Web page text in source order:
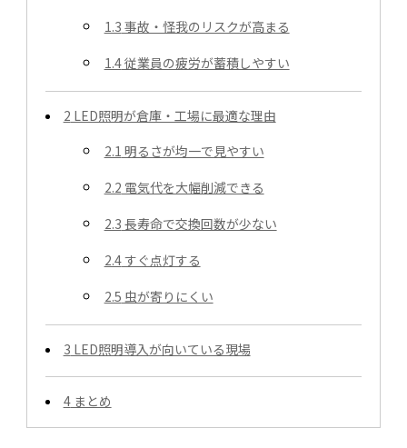
1.3 事故・怪我のリスクが高まる
1.4従業員の疲労が蓄積しやすい
2 LED照明が倉庫・工場に最適な理由
2.1 明るさが均一で見やすい
2.2 電気代を大幅削減できる
2.3 長寿命で交換回数が少ない
2.4すぐ点灯する
2.5 虫が寄りにくい
3 LED照明導入が向いている現場
4まとめ